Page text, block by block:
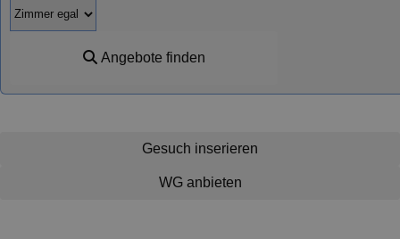
Angebote finden
Gesuch inserieren
WG anbieten